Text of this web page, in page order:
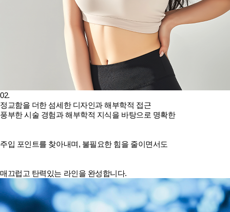
02.
정교함을 더한 섬세한 디자인과 해부학적 접근
풍부한 시술 경험과 해부학적 지식을 바탕으로 명확한
주입 포인트를 찾아내며, 불필요한 힘을 줄이면서도
매끄럽고 탄력있는 라인을 완성합니다.